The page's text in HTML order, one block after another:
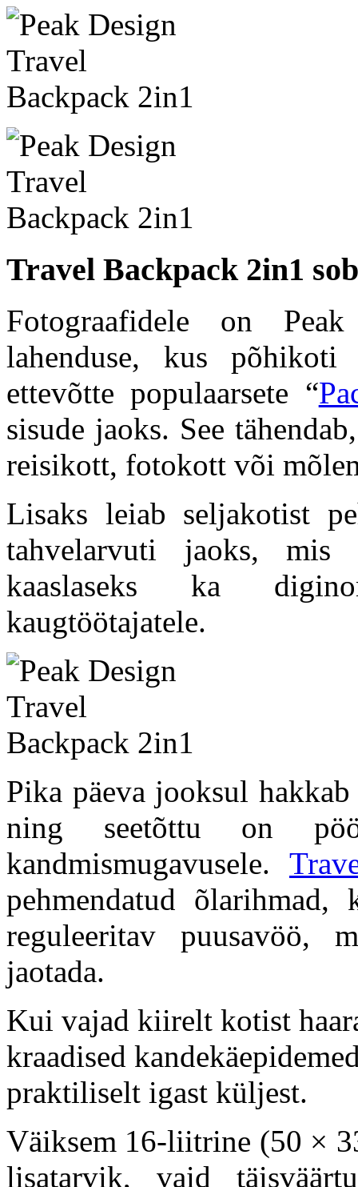
Travel Backpack 2in1
Fotograafidele on
lahenduse, kus
ettevõtte populaarsete “
sisude jaoks. See
reisikott, fotokott või
Lisaks leiab seljakotist
tahvelarvuti jaoks, mis
kaaslaseks ka
kaugtöötajatele.
Pika päeva jooksul
ning seetõttu on
kandmismugavusele.
pehmendatud
reguleeritav puusavöö,
jaotada.
Kui vajad kiirelt kotist
kraadised
praktiliselt igast küljest.
Väiksem 16-liitrine (50 ×
lisatarvik, vaid